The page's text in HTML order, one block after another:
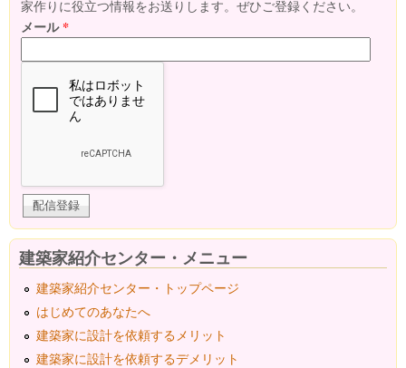
家作りに役立つ情報をお送りします。ぜひご登録ください。
メール*
建築家紹介センター・メニュー
建築家紹介センター・トップページ
はじめてのあなたへ
建築家に設計を依頼するメリット
建築家に設計を依頼するデメリット